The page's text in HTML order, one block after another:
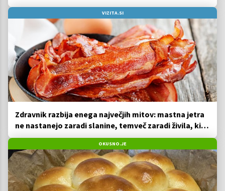
VIZITA.SI
Zdravnik razbija enega največjih mitov: mastna jetra
ne nastanejo zaradi slanine, temveč zaradi živila, ki
ga imamo vsi radi
OKUSNO.JE